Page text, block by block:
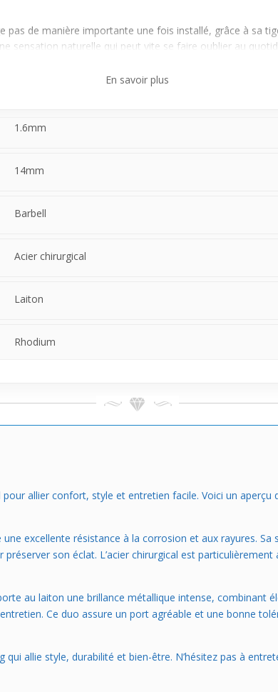
pas de manière importante une fois installé, grâce à sa
sensation naturelle qui peut vite se faire oublier au
autant à un usage quotidien qu'occasionnel. Il offre
En savoir plus
1.6mm
14mm
Barbell
Acier chirurgical
Laiton
Rhodium
allier confort, style et entretien facile. Voici un
excellente résistance à la corrosion et aux rayures.
son éclat. L’acier chirurgical est
au laiton une brillance métallique intense, combinant
Ce duo assure un port agréable et une bonne
allie style, durabilité et bien-être. N’hésitez pas à